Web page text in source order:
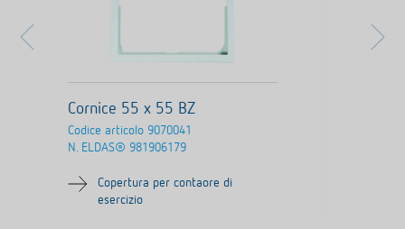
Cornice 55 x 55 BZ
Codice articolo 9070041
N. ELDAS® 981906179
Copertura per contaore di
esercizio